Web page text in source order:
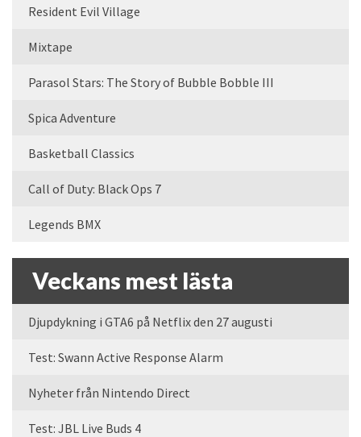
Resident Evil Village
Mixtape
Parasol Stars: The Story of Bubble Bobble III
Spica Adventure
Basketball Classics
Call of Duty: Black Ops 7
Legends BMX
Veckans mest lästa
Djupdykning i GTA6 på Netflix den 27 augusti
Test: Swann Active Response Alarm
Nyheter från Nintendo Direct
Test: JBL Live Buds 4